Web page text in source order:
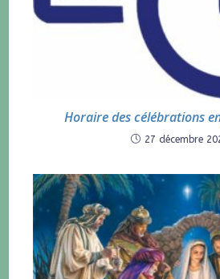
Horaire des célébrations
27 décembre